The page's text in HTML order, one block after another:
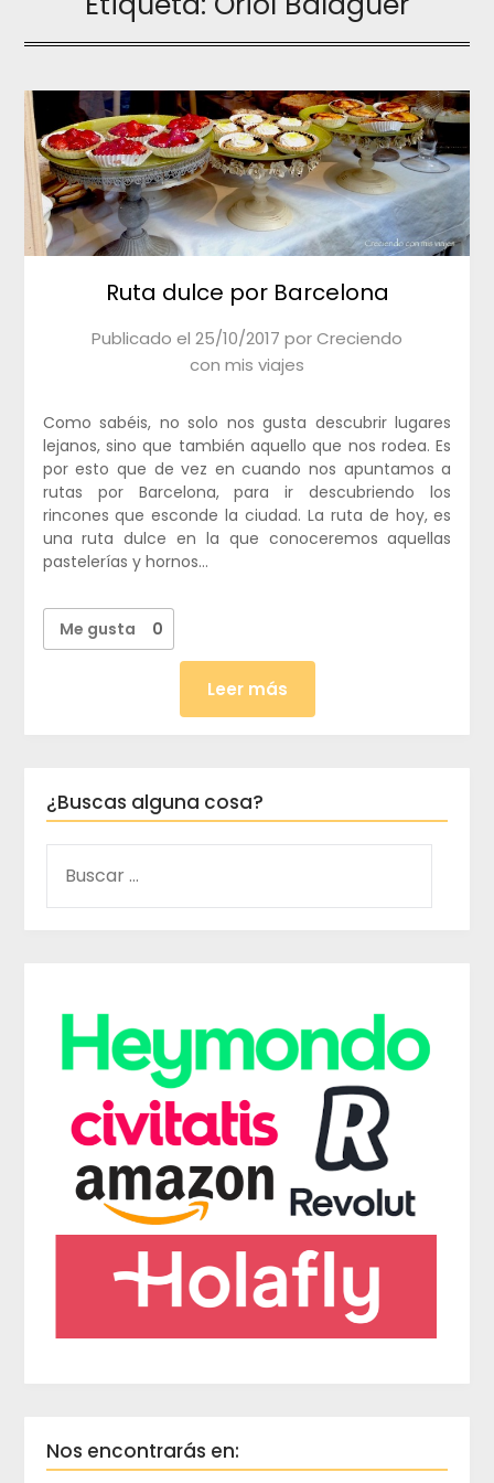
Ruta dulce por Barcelona
Publicado el 25/10/2017 porCreciendo
con mis viajes
Como sabéis, no solo nos gusta descubrir lugares
lejanos, sino que también aquello que nos rodea. Es
por esto que de vez en cuando nos apuntamos a
rutas por Barcelona, para ir descubriendo los
rincones que esconde la ciudad. La ruta de hoy, es
una ruta dulce en la que conoceremos aquellas
pastelerías y hornos…
Me gusta 0
Leer más
¿Buscas alguna cosa?
Nos encontrarás en: